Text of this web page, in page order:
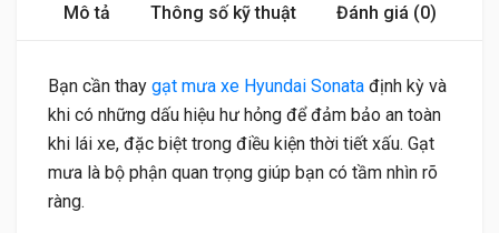
Mô tả Thông số kỹ thuật Đánh giá (0)
Bạn cần thay gạt mưa xe Hyundai Sonata định kỳ và
khi có những dấu hiệu hư hỏng để đảm bảo an toàn
khi lái xe, đặc biệt trong điều kiện thời tiết xấu. Gạt
mưa là bộ phận quan trọng giúp bạn có tầm nhìn rõ
ràng.